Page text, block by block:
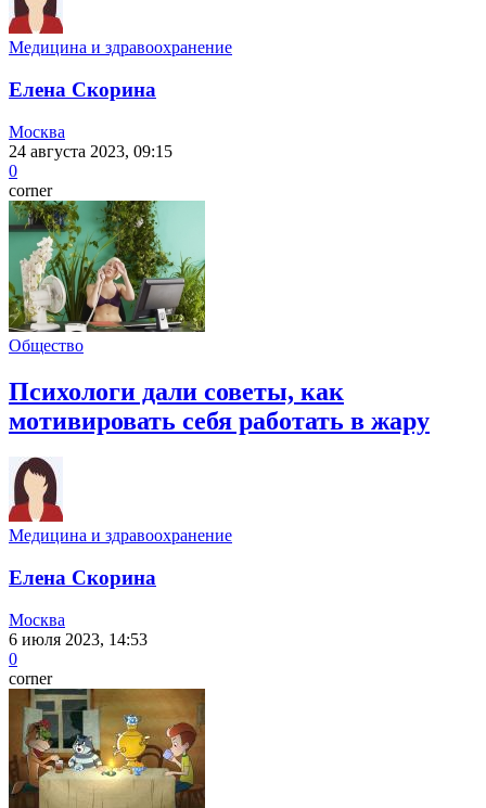
Медицина и здравоохранение
Елена Скорина
Москва
24 августа 2023, 09:15
0
corner
Общество
Психологи дали советы, как
мотивировать себя работать в жару
Медицина и здравоохранение
Елена Скорина
Москва
6 июля 2023, 14:53
0
corner